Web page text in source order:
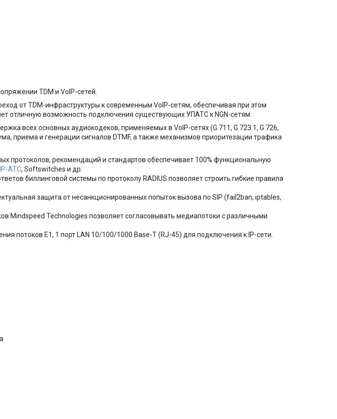
TDM и VoIP-сетей.
от TDM-инфраструктуры к современным VoIP-сетям, обеспечивая при этом
отличную возможность подключения существующих УПАТС к NGN-сетям.
всех основных аудиокодеков, применяемых в VoIP-сетях (G.711, G.723.1, G.726,
приема и генерации сигналов DTMF, а также механизмов приоритезации трафика
протоколов, рекомендаций и стандартов обеспечивает 100% функциональную
IP-АТС, Softswitches и др.
биллинговой системы по протоколу RADIUS позволяет строить гибкие правила
защита от несанкционированных попыток вызова по SIP (fail2ban, iptables,
Mindspeed Technologies позволяет согласовывать медиапотоки с различными
потоков E1, 1 порт LAN 10/100/1000 Base-T (RJ-45) для подключения к IP-сети.